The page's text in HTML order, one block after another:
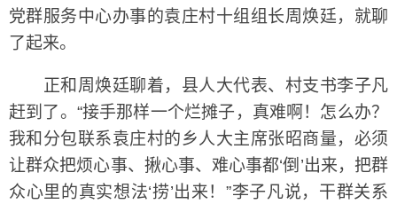
党群服务中心办事的袁庄村十组组长周焕廷，就聊
了起来。
正和周焕廷聊着，县人大代表、村支书李子凡
赶到了。“接手那样一个烂摊子，真难啊！怎么办？
我和分包联系袁庄村的乡人大主席张昭商量，必须
让群众把烦心事、揪心事、难心事都‘倒’出来，把群
众心里的真实想法‘捞’出来！”李子凡说，干群关系